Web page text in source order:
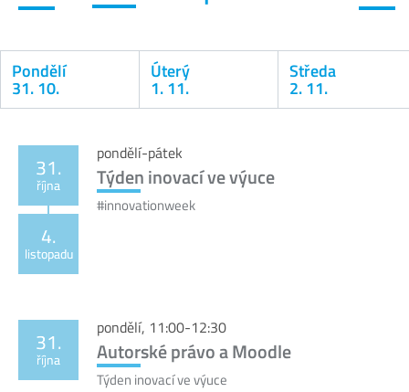
Pondělí
31. 10.
Úterý
1. 11.
Středa
2. 11.
Kalendář
31.
října
4.
listopadu
pondělí-pátek
Týden inovací ve výuce
#innovationweek
31.
října
pondělí, 11:00-12:30
Autorské právo a Moodle
Týden inovací ve výuce